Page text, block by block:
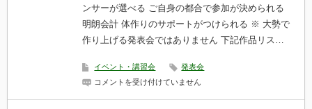
っ
い
る
は
ンサーが選べる ご自身の都合で参加が決められる
明朗会計 体作りのサポートがつけられる ※ 大勢で
作り上げる発表会ではありません 下記作品リス…
イベント・講習会
発表会
大
の
コメントを受け付けていません